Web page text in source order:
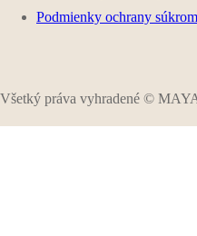
Podmienky ochrany
Všetký práva vyhradené ©